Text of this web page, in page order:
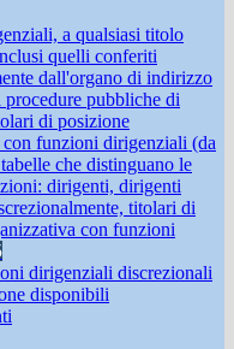
a qualsiasi titolo
quelli conferiti
dall'organo di indirizzo
procedure pubbliche di
di posizione
funzioni dirigenziali (da
che distinguano le
dirigenti, dirigenti
titolari di
con funzioni
dirigenziali discrezionali
disponibili